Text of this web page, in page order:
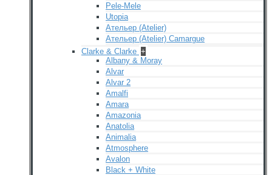
Pele-Mele
Utopia
Ательер (Atelier)
Ательер (Atelier) Camargue
Clarke & Clarke +
Albany & Moray
Alvar
Alvar 2
Amalfi
Amara
Amazonia
Anatolia
Animalia
Atmosphere
Avalon
Black + White